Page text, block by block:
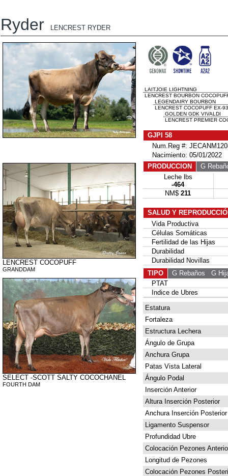
Ryder LENCREST RYDER
LENCREST COCOPUFF
GRANDDAM
SELECT -SCOTT SALTY COCOCHANEL
FOURTH DAM
LAITJOIE LIGHTNING
LENCREST BOURBON
LEGENDAIRY BOURBON
LENCREST COCOPUFF EX-
GOLDEN GDK VIVALDI
LENCREST PREMIER
GJPI 58
Num.Reg #:
Nacimiento: 05/01/2022
PRODUCCION
G
Leche lbs
-464
NM$ 211
SALUD Y
Vida Productiva
Células Somáticas
Fertilidad de las Hijas
Durabilidad
Durabilidad Novillas
TIPO
G Rebaños G
PTAT
Indice de Ubres
Estatura
Fortaleza
Estructura Lechera
Ángulo de Grupa
Anchura Grupa
Patas Vista Lateral
Ángulo Podal
Inserción Anterior
Altura Inserción Posterior
Anchura Inserción Posterior
Ligamento Suspensor
Profundidad Ubre
Colocación Pezones
Longitud de Pezones
Colocación Pezones